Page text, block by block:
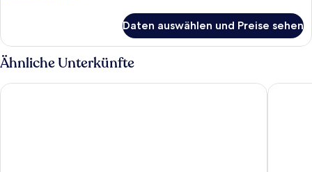
anzeigen
2 Queen-
Betten,
barrierefrei,
Nichtraucher
(Hearing)
Daten auswählen und Preise sehen
Ähnliche Unterkünfte
Embassy Suites by Hilton San Diego Bay Downtown